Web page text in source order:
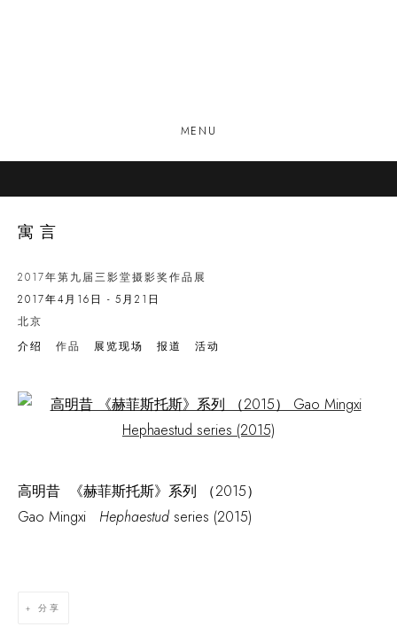
MENU
寓言
2017年第九届三影堂摄影奖作品展
2017年4月16日 - 5月21日
北京
介绍
作品 展览现场 报道 活动
Open a larger version of the following image in a popup:
高明昔 《赫菲斯托斯》系列 （2015）
Gao Mingxi Hephaestudseries (2015)
分享